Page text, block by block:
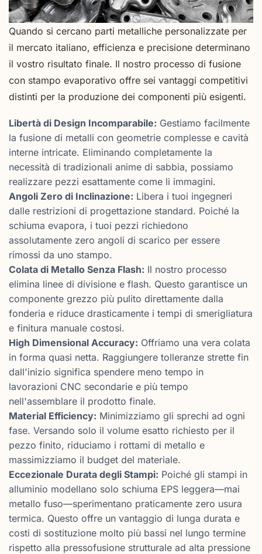
Quando si cercano parti metalliche personalizzate per
il mercato italiano, efficienza e precisione determinano
il vostro risultato finale. Il nostro processo di fusione
con stampo evaporativo offre sei vantaggi competitivi
distinti per la produzione dei componenti più esigenti.
Libertà di Design Incomparabile: Gestiamo facilmente
la fusione di metalli con geometrie complesse e cavità
interne intricate. Eliminando completamente la
necessità di tradizionali anime di sabbia, possiamo
realizzare pezzi esattamente come li immagini.
Angoli Zero di Inclinazione: Libera i tuoi ingegneri
dalle restrizioni di progettazione standard. Poiché la
schiuma evapora, i tuoi pezzi richiedono
assolutamente zero angoli di scarico per essere
rimossi da uno stampo.
Colata di Metallo Senza Flash: Il nostro processo
elimina linee di divisione e flash. Questo garantisce un
componente grezzo più pulito direttamente dalla
fonderia e riduce drasticamente i tempi di smerigliatura
e finitura manuale costosi.
High Dimensional Accuracy: Offriamo una vera colata
in forma quasi netta. Raggiungere tolleranze strette fin
dall'inizio significa spendere meno tempo in
lavorazioni CNC secondarie e più tempo
nell'assemblare il prodotto finale.
Material Efficiency: Minimizziamo gli sprechi ad ogni
fase. Versando solo il volume esatto richiesto per il
pezzo finito, riduciamo i rottami di metallo e
massimizziamo il budget del materiale.
Eccezionale Durata degli Stampi: Poiché gli stampi in
alluminio modellano solo schiuma EPS leggera—mai
metallo fuso—sperimentano praticamente zero usura
termica. Questo offre un vantaggio di lunga durata e
costi di sostituzione molto più bassi nel lungo termine
rispetto alla pressofusione strutturale ad alta pressione